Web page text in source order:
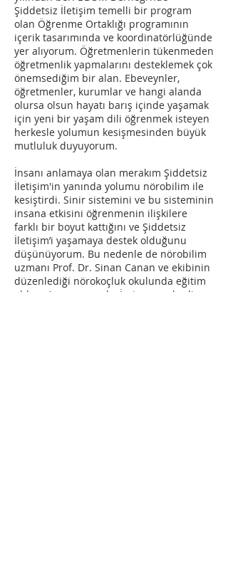
Şiddetsiz İletişim temelli bir program
olan Öğrenme Ortaklığı programının
içerik tasarımında ve koordinatörlüğünde
yer alıyorum. Öğretmenlerin tükenmeden
öğretmenlik yapmalarını desteklemek çok
önemsediğim bir alan. Ebeveynler,
öğretmenler, kurumlar ve hangi alanda
olursa olsun hayatı barış içinde yaşamak
için yeni bir yaşam dili öğrenmek isteyen
herkesle yolumun kesişmesinden büyük
mutluluk duyuyorum.
İnsanı anlamaya olan merakım Şiddetsiz
İletişim'in yanında yolumu nörobilim ile
kesiştirdi. Sinir sistemini ve bu sisteminin
insana etkisini öğrenmenin ilişkilere
farklı bir boyut kattığını ve Şiddetsiz
İletişim’i yaşamaya destek olduğunu
düşünüyorum. Bu nedenle de nörobilim
uzmanı Prof. Dr. Sinan Canan ve ekibinin
düzenlediği nörokoçluk okulunda eğitim
aldım. Aynı zamanda, İsviçre merkezli,